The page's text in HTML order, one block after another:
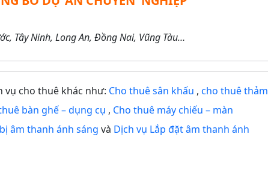
Tây Ninh, Long An, Đồng Nai, Vũng Tàu…
vụ cho thuê khác như: Cho thuê sân khấu , cho thuê thảm
bàn ghế – dụng cụ , Cho thuê máy chiếu – màn
âm thanh ánh sáng và Dịch vụ Lắp đặt âm thanh ánh